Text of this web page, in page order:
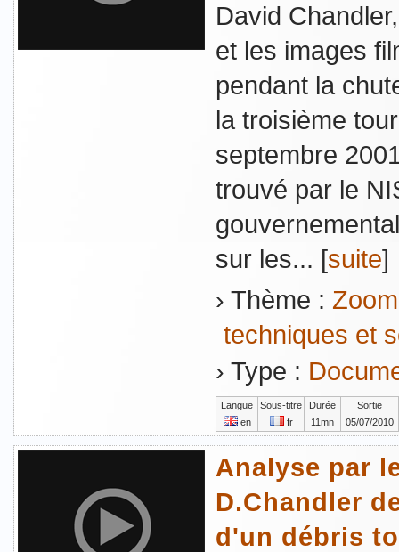
David
et les images
pendant la
la troisième
septembre
trouvé par le
sur les... [suite]
› Thème :
techniques et
› Type :
Langue Sous-titre Durée
Sortie
en
fr 11mn 05/07/2010
Analyse par
D.Chandler
d'un débris